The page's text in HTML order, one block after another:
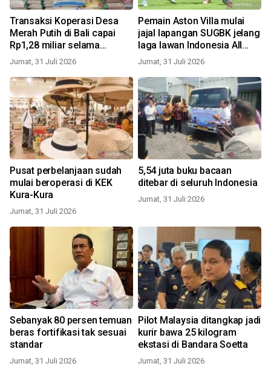
Transaksi Koperasi Desa
Merah Putih di Bali capai
Rp1,28 miliar selama
semester I 2026
Jumat, 31 Juli 2026
Pemain Aston Villa mulai
jajal lapangan SUGBK jelang
laga lawan Indonesia All
Star
Jumat, 31 Juli 2026
Pusat perbelanjaan sudah
mulai beroperasi di KEK
Kura-Kura
Jumat, 31 Juli 2026
5,54 juta buku bacaan
ditebar di seluruh Indonesia
Jumat, 31 Juli 2026
Sebanyak 80 persen temuan
beras fortifikasi tak sesuai
standar
Jumat, 31 Juli 2026
Pilot Malaysia ditangkap jadi
kurir bawa 25 kilogram
ekstasi di Bandara Soetta
Jumat, 31 Juli 2026